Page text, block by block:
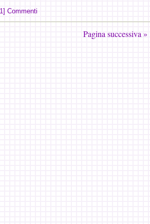
Commenti
Pagina successiva »